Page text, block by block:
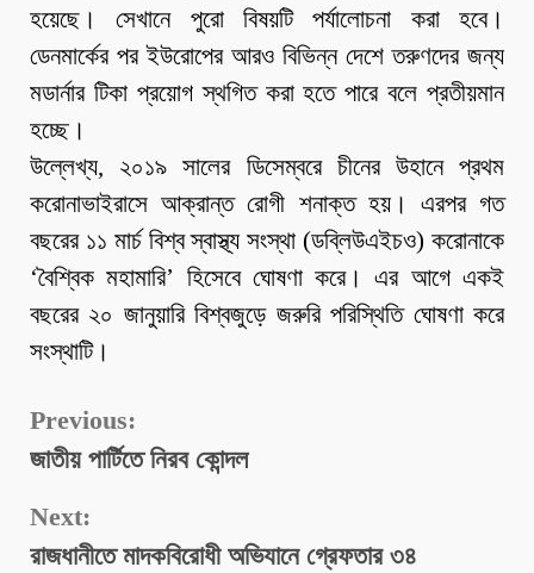
হয়েছে। সেখানে পুরো বিষয়টি পর্যালোচনা করা হবে।
ডেনমার্কের পর ইউরোপের আরও বিভিন্ন দেশে তরুণদের জন্য
মডার্নার টিকা প্রয়োগ স্থগিত করা হতে পারে বলে প্রতীয়মান
হচ্ছে।
উল্লেখ্য, ২০১৯ সালের ডিসেম্বরে চীনের উহানে প্রথম
করোনাভাইরাসে আক্রান্ত রোগী শনাক্ত হয়। এরপর গত
বছরের ১১ মার্চ বিশ্ব স্বাস্থ্য সংস্থা (ডব্লিউএইচও) করোনাকে
‘বৈশ্বিক মহামারি’ হিসেবে ঘোষণা করে। এর আগে একই
বছরের ২০ জানুয়ারি বিশ্বজুড়ে জরুরি পরিস্থিতি ঘোষণা করে
সংস্থাটি।
Continue
Reading
Previous:
জাতীয় পার্টিতে নিরব কোন্দল
Next:
রাজধানীতে মাদকবিরোধী অভিযানে গ্রেফতার ৩৪